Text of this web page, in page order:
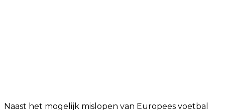
Naast het mogelijk mislopen van Europees voetbal